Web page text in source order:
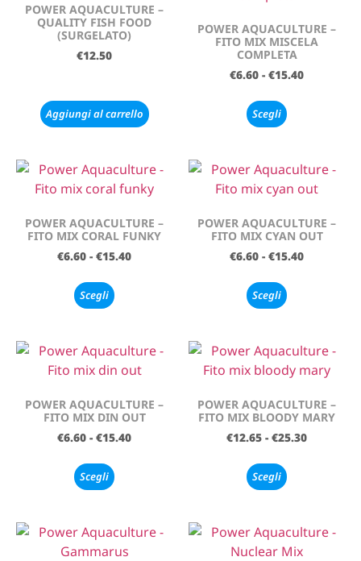
POWER AQUACULTURE –
QUALITY FISH FOOD
(SURGELATO)
€12.50
Aggiungi al carrello
POWER AQUACULTURE –
FITO MIX MISCELA
COMPLETA
€6.60 - €15.40
Scegli
POWER AQUACULTURE –
FITO MIX CORAL FUNKY
€6.60 - €15.40
Scegli
POWER AQUACULTURE –
FITO MIX CYAN OUT
€6.60 - €15.40
Scegli
POWER AQUACULTURE –
FITO MIX DIN OUT
€6.60 - €15.40
Scegli
POWER AQUACULTURE –
FITO MIX BLOODY MARY
€12.65 - €25.30
Scegli